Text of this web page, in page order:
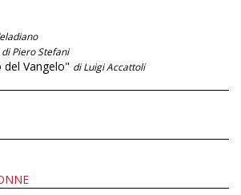
di Piero Stefani
Vangelo" di Luigi Accattoli